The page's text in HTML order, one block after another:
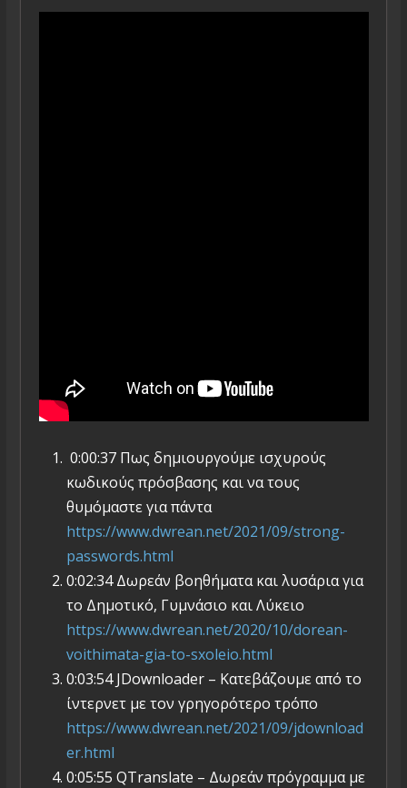
0:00:37 Πως δημιουργούμε ισχυρούς
κωδικούς πρόσβασης και να τους
θυμόμαστε για πάντα
https://www.dwrean.net/2021/09/strong-
passwords.html
0:02:34 Δωρεάν βοηθήματα και λυσάρια για
το Δημοτικό, Γυμνάσιο και Λύκειο
https://www.dwrean.net/2020/10/dorean-
voithimata-gia-to-sxoleio.html
0:03:54 JDownloader – Κατεβάζουμε από το
ίντερνετ με τον γρηγορότερο τρόπο
https://www.dwrean.net/2021/09/jdownload
er.html
0:05:55 QTranslate – Δωρεάν πρόγραμμα με